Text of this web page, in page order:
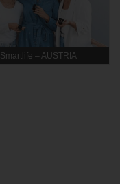
Smartlife – AUSTRIA